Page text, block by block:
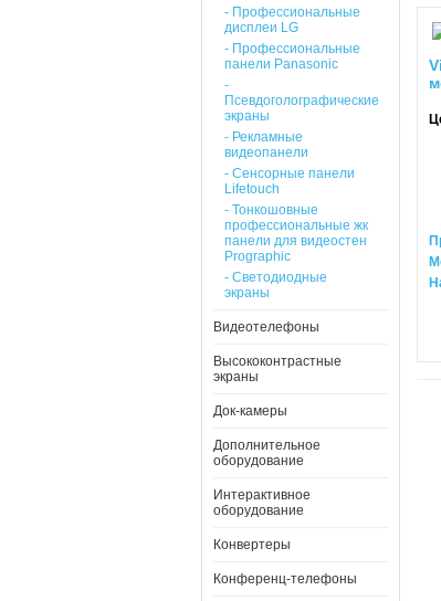
- Профессиональные
дисплеи LG
- Профессиональные
панели Panasonic
-
Псевдоголографические
экраны
- Рекламные
видеопанели
- Сенсорные панели
Lifetouch
- Тонкошовные
профессиональные жк
панели для видеостен
Prographic
- Светодиодные
экраны
Видеотелефоны
Высококонтрастные
экраны
Док-камеры
Дополнительное
оборудование
Интерактивное
оборудование
Конвертеры
Конференц-телефоны